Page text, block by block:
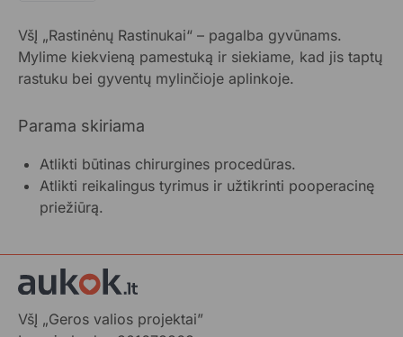
VšĮ „Rastinėnų Rastinukai“ – pagalba gyvūnams.
Mylime kiekvieną pamestuką ir siekiame, kad jis taptų
rastuku bei gyventų mylinčioje aplinkoje.
Parama skiriama
Atlikti būtinas chirurgines procedūras.
Atlikti reikalingus tyrimus ir užtikrinti pooperacinę
priežiūrą.
VšĮ „Geros valios projektai”